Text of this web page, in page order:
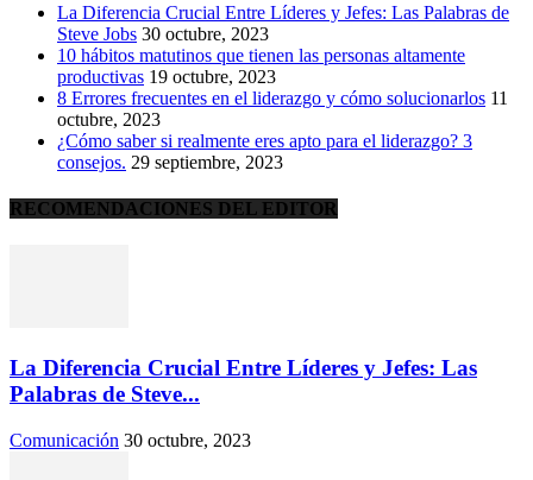
La Diferencia Crucial Entre Líderes y Jefes: Las Palabras de
Steve Jobs 30 octubre, 2023
10 hábitos matutinos que tienen las personas altamente
productivas 19 octubre, 2023
8 Errores frecuentes en el liderazgo y cómo solucionarlos 11
octubre, 2023
¿Cómo saber si realmente eres apto para el liderazgo? 3
consejos. 29 septiembre, 2023
RECOMENDACIONES DEL EDITOR
La Diferencia Crucial Entre Líderes y Jefes: Las
Palabras de Steve...
Comunicación 30 octubre, 2023